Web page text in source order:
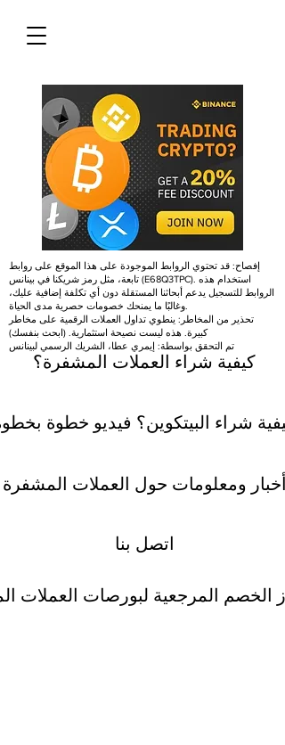
كيفية شراء العملات المشفرة؟
كيفية شراء البيتكوين؟ فيديو خطوة
أخبار ومعلومات حول العملات المشفرة
اتصل بنا
الخصم المرجعية لبورصات العملات
إفصاح: قد تحتوي الروابط الموجودة على هذا الموقع على روابط
تابعة، مثل رمز شريكنا في بينانس (E68Q3TPC). استخدام هذه
الروابط للتسجيل يدعم أبحاثنا المستقلة دون أي تكلفة إضافية عليك،
تحذير من المخاطر: ينطوي تداول العملات الرقمية على مخاطر
كبيرة. هذه ليست نصيحة استثمارية. (ابحث بنفسك)
تم التحقق بواسطة: إيمري عطا، الشريك الرسمي لبينانس